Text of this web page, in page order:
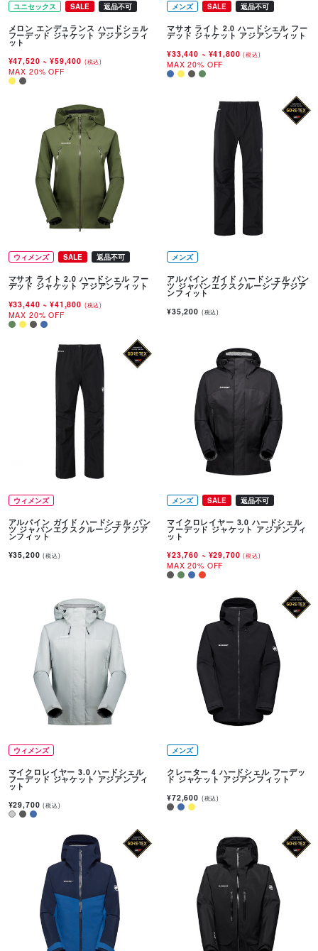
ユニセックス SALE 返品不可
メロン エンデュランス ハードシェル
フーデッド ジャケット アジアンフィ
ット
¥47,520~ ¥59,400 (税込)
MAX 20% OFF
メンズ SALE 返品不可
マサオ ライト 2.0 ハードシェル フー
デッド ジャケット アジアンフィット
¥33,440 ~ ¥41,800(税込)
MAX 20% OFF
ウィメンズ SALE 返品不可
マサオ ライト 2.0 ハードシェル フー
デッド ジャケット アジアンフィット
¥33,440~ ¥41,800 (税込)
MAX 20% OFF
メンズ
アルパイン ガイド ハードシェル パン
ツ ジャパンエクスクルーシブ アジア
ンフィット
¥35,200 (税込)
ウィメンズ
アルパイン ガイド ハードシェル パン
ツ ジャパンエクスクルーシブ アジア
ンフィット
¥35,200(税込)
メンズ SALE 返品不可
マイクロレイヤー 3.0 ハードシェル
フーデッド ジャケット アジアンフィ
ット
¥23,760 ~ ¥29,700(税込)
MAX 20% OFF
ウィメンズ
マイクロレイヤー 3.0 ハードシェル
フーデッド ジャケット アジアンフィ
ット
¥29,700(税込)
メンズ
クレーター 4 ハードシェル フーデッ
ド ジャケット アジアンフィット
¥72,600 (税込)